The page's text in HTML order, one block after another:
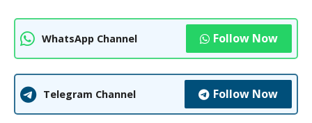
WhatsApp Channel Follow Now
Telegram Channel Follow Now